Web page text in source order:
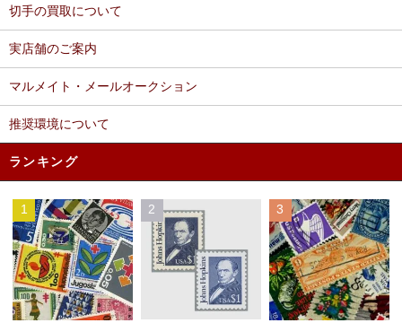
切手の買取について
実店舗のご案内
マルメイト・メールオークション
推奨環境について
ランキング
1 2 3